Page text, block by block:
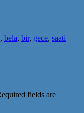
, bela, bir, gece, saati
fields are